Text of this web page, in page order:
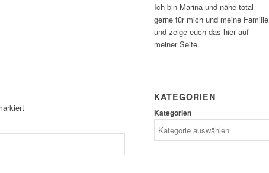
Ich bin Marina und nähe total
gerne für mich und meine Familie
und zeige euch das hier auf
meiner Seite.
KATEGORIEN
Kategorien